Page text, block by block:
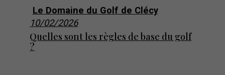
Le Domaine du Golf de Clécy
10/02/2026
Quelles sont les règles de base du golf
?